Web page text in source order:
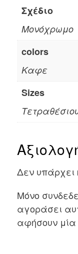
Σχέδιο
Μονόχρωμο
colors
Καφε
Sizes
Δεν υπάρχει
Μόνο
αγοράσει
αφήσουν μία